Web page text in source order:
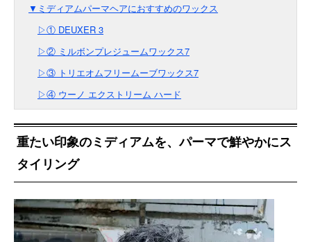
▼ミディアムパーマヘアにおすすめのワックス
▷① DEUXER 3
▷② ミルボンプレジュームワックス7
▷③ トリエオムフリームーブワックス7
▷④ ウーノ エクストリーム ハード
重たい印象のミディアムを、パーマで鮮やかにス
タイリング